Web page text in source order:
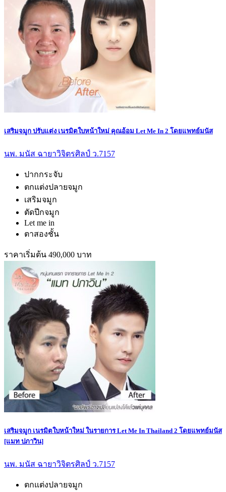
เสริมจมูก ปรับแต่ง เนรมิตใบหน้าใหม่ คุณอ้อม Let Me In 2 โดยแพทย์มนัส
นพ. มนัส ฉายาวิจิตรศิลป์ ว.7157
ปากกระจับ
ตกแต่งปลายจมูก
เสริมจมูก
ตัดปีกจมูก
Let me in
ตาสองชั้น
ราคาเริ่มต้น 490,000 บาท
เสริมจมูก เนรมิตใบหน้าใหม่ ในรายการ Let Me In Thailand 2 โดยแพทย์มนัส
[แมท ปภาวิน]
นพ. มนัส ฉายาวิจิตรศิลป์ ว.7157
ตกแต่งปลายจมูก